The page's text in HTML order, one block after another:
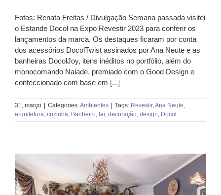
Fotos: Renata Freitas / Divulgação Semana passada visitei
o Estande Docol na Expo Revestir 2023 para conferir os
lançamentos da marca. Os destaques ficaram por conta
dos acessórios DocolTwist assinados por Ana Neute e as
banheiras DocolJoy, itens inéditos no portfólio, além do
monocomando Naiade, premiado com o Good Design e
confeccionado com base em [...]
31, março | Categories:Ambientes | Tags: Revestir, Ana Neute
arquitetura cozinha Banheiro lar, decoração design Docol